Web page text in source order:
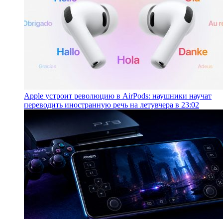
Apple устроит революцию в AirPods: наушники научат
переводить иностранную речь на летувчера в 23:02